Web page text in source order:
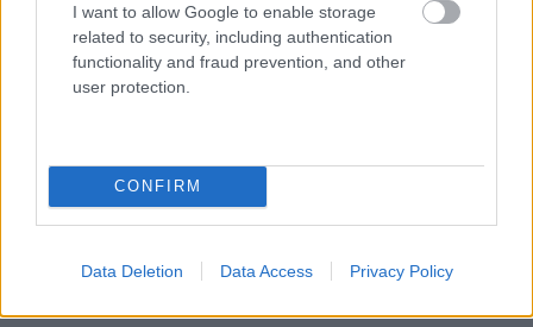
I want to allow Google to enable storage
related to security, including authentication
functionality and fraud prevention, and other
user protection.
CONFIRM
Data Deletion Data Access Privacy Policy
del ...
Cannigione (OT) - 139.6km
Loc. Isuledda